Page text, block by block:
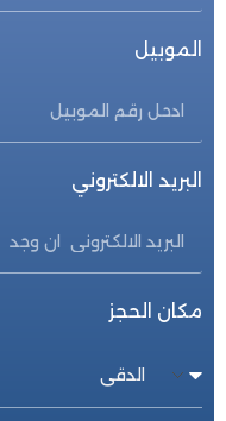
الموبيل
البريد الالكتروني
مكان الحجز